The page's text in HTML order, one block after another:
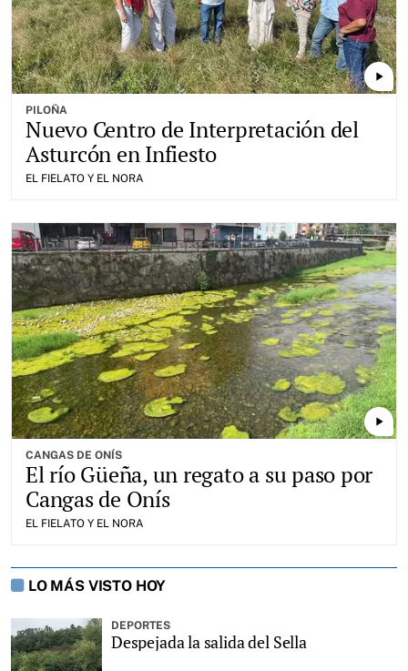
play_arrow
PILOÑA
Nuevo Centro de Interpretación del
Asturcón en Infiesto
EL FIELATO Y EL NORA
play_arrow
CANGAS DE ONÍS
El río Güeña, un regato a su paso por
Cangas de Onís
EL FIELATO Y EL NORA
LO MÁS VISTO HOY
DEPORTES
Despejada la salida del Sella